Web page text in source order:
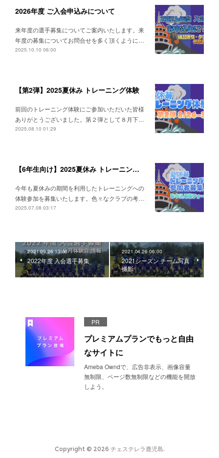
2026年度 ご入会申込みについて
来年度の選手募集についてご案内いたします。来
年度の募集についてお問合せを多く頂くように…
2025.10.10 06:00
【第2弾】2025夏休み トレーニング体験
前回のトレーニング体験にご参加いただいた皆様
ありがとうございました。第２弾として８月下…
2025.08.10 01:29
【6年生向け】2025夏休み トレーニング体験
今年も夏休みの期間を利用したトレーニングへの
体験参加を募集いたします。色々なクラブの考…
2025.07.08 03:17
2021.09.26 13:00
2022年度 入会選手募集
2021.04.26 06:00
2021シーズン チーム写真
撮影
PR
プレミアムプランでもっと自由
なサイトに
Ameba Owndで、広告非表示、画像容量
無制限、ページ数無制限などの機能を開放
しよう。
Copyright © 2026 チェステレラ鹿児島.